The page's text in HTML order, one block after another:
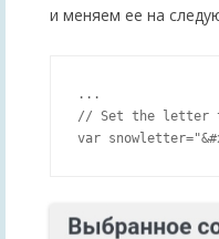
и меняем ее на
...
// Set the letter